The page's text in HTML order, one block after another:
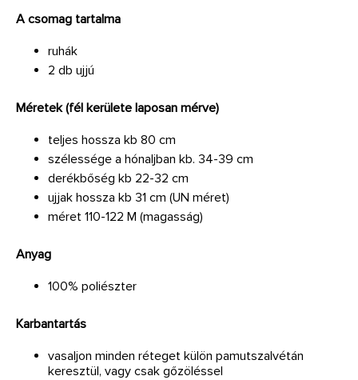
A csomag tartalma
ruhák
2 db ujjú
Méretek (fél kerülete laposan mérve)
teljes hossza kb 80 cm
szélessége a hónaljban kb. 34-39 cm
derékbőség kb 22-32 cm
ujjak hossza kb 31 cm (UN méret)
méret 110-122 M (magasság)
Anyag
100% poliészter
Karbantartás
vasaljon minden réteget külön pamutszalvétán
keresztül, vagy csak gőzöléssel